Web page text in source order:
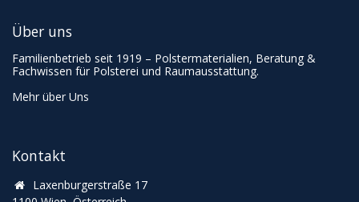
Kontakt
Laxenburgerstraße 17
Über uns
Familienbetrieb seit 1919 – Polstermaterialien, Beratung &
Fachwissen für Polsterei und Raumausstattung.
Mehr über Uns